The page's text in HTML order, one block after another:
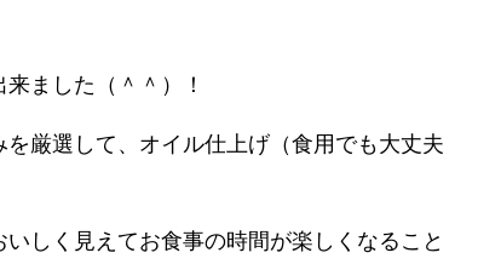
ました（＾＾）！
厳選して、オイル仕上げ（食用でも大丈夫
しく見えてお食事の時間が楽しくなること